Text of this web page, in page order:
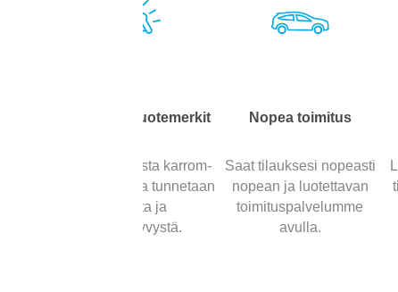
Luotettavat tuotemerkit
Valitse johtavista karrom-
merkeistä, jotka tunnetaan
laadusta ja
suorituskyvystä.
Nopea toimitus
Saat tilauksesi nopeasti
nopean ja luotettavan
toimituspalvelumme
avulla.